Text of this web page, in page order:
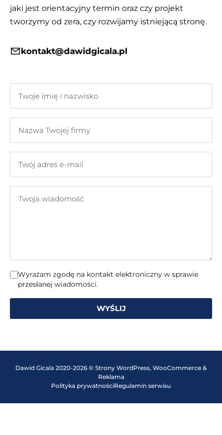
jaki jest orientacyjny termin oraz czy projekt
tworzymy od zera, czy rozwijamy istniejącą stronę.
kontakt@dawidgicala.pl
imię
nazwisko
Twojej
adres
mail
wiadomość
Wyrażam zgodę na kontakt elektroniczny w sprawie
przesłanej wiadomości.
WYŚLIJ
Dawid Gicala 2020-2026 © Strony WordPress, WooCommerce &
Reklama
Polityka prywatnościRegulamin serwisu